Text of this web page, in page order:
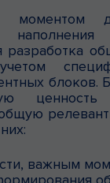
моментом
наполнения
разработка
блоков.
важным